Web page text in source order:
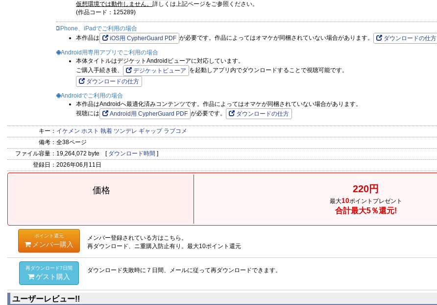
仮想環境では動作しません。 詳しくは上記ページをご参照ください。
(作品コード：125289)
iPhone、iPadでご利用の場合
本作品は
iOS用 CypherGuard PDF が必要です。作品によってはオマケが同梱されていない場合があります。 ダウンロードの仕方
Android用専用アプリでご利用の場合
本体タイトルはデジケットAndroidビューアに対応しています。
ご購入手続き後、
デジケットビューア を起動しアプリ内でダウンロードすることで視聴可能です。
ダウンロードの仕方
Androidでご利用の場合
本作品はAndroidへ最適化済みコンテンツです。作品によってはオマケが同梱されていない場合があります。
視聴には
Android用 CypherGuard PDF が必要です。 ダウンロードの仕方
キー： イケメン ホスト 執着 ツンデレ ギャップ ラブコメ
備考： 全38ページ
ファイル容量： 19,264,072 byte [ ダウンロード時間 ]
登録日： 2026年06月11日
価格 220円
最大10ポイントプレゼント
合計最大5％還元!
ポイント還元
メンバー購入
メンバー登録されている方はこちら。
再ダウンロード、ニ重購入防止有り。最大10ポイント還元
再ダウンロード7日間
ゲスト購入
ダウンロード失敗時に７日間、メールに従って再ダウンロードできます。
ユーザーレビュー!!